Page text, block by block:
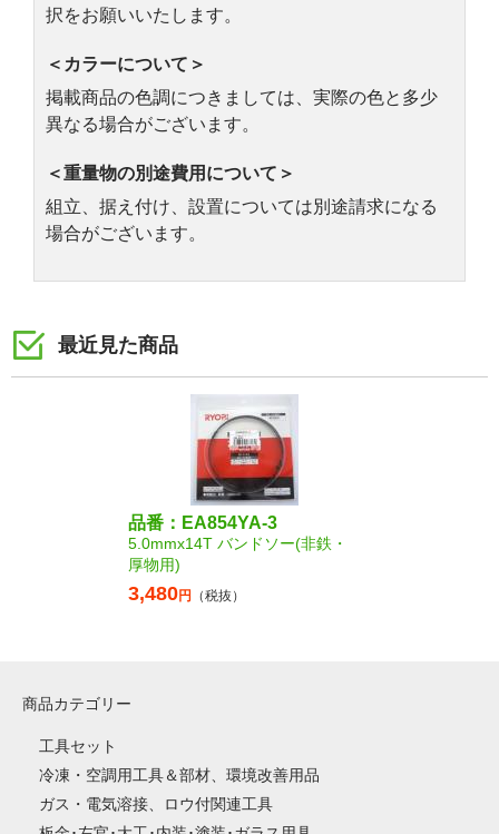
択をお願いいたします。
＜カラーについて＞
掲載商品の色調につきましては、実際の色と多少
異なる場合がございます。
＜重量物の別途費用について＞
組立、据え付け、設置については別途請求になる
場合がございます。
最近見た商品
品番：EA854YA-3
5.0mmx14T バンドソー(非鉄・
厚物用)
3,480円 （税抜）
商品カテゴリー
工具セット
冷凍・空調用工具＆部材、環境改善用品
ガス・電気溶接、ロウ付関連工具